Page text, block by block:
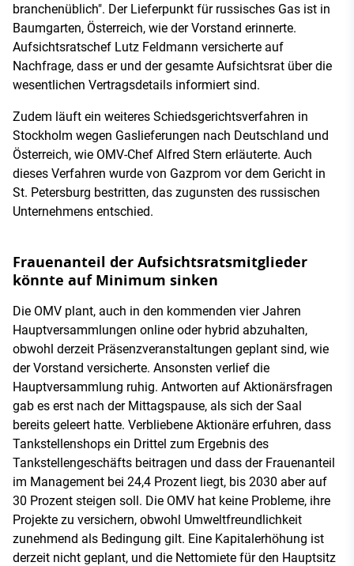
branchenüblich". Der Lieferpunkt für russisches Gas ist in
Baumgarten, Österreich, wie der Vorstand erinnerte.
Aufsichtsratschef Lutz Feldmann versicherte auf
Nachfrage, dass er und der gesamte Aufsichtsrat über die
wesentlichen Vertragsdetails informiert sind.
Zudem läuft ein weiteres Schiedsgerichtsverfahren in
Stockholm wegen Gaslieferungen nach Deutschland und
Österreich, wie OMV-Chef Alfred Stern erläuterte. Auch
dieses Verfahren wurde von Gazprom vor dem Gericht in
St. Petersburg bestritten, das zugunsten des russischen
Unternehmens entschied.
Frauenanteil der Aufsichtsratsmitglieder
könnte auf Minimum sinken
Die OMV plant, auch in den kommenden vier Jahren
Hauptversammlungen online oder hybrid abzuhalten,
obwohl derzeit Präsenzveranstaltungen geplant sind, wie
der Vorstand versicherte. Ansonsten verlief die
Hauptversammlung ruhig. Antworten auf Aktionärsfragen
gab es erst nach der Mittagspause, als sich der Saal
bereits geleert hatte. Verbliebene Aktionäre erfuhren, dass
Tankstellenshops ein Drittel zum Ergebnis des
Tankstellengeschäfts beitragen und dass der Frauenanteil
im Management bei 24,4 Prozent liegt, bis 2030 aber auf
30 Prozent steigen soll. Die OMV hat keine Probleme, ihre
Projekte zu versichern, obwohl Umweltfreundlichkeit
zunehmend als Bedingung gilt. Eine Kapitalerhöhung ist
derzeit nicht geplant, und die Nettomiete für den Hauptsitz